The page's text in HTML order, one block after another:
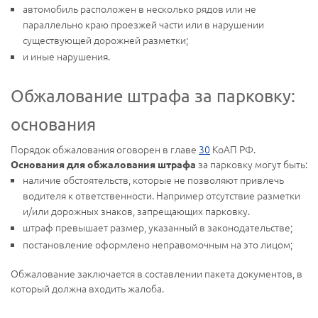
автомобиль расположен в несколько рядов или не
параллельно краю проезжей части или в нарушении
существующей дорожней разметки;
и иные нарушения.
Обжалование штрафа за парковку:
основания
Порядок обжалования оговорен в главе 30 КоАП РФ.
Основания для обжалования штрафа за парковку могут быть:
наличие обстоятельств, которые не позволяют привлечь
водителя к ответственности. Например отсутствие разметки
и/или дорожных знаков, запрещающих парковку.
штраф превышает размер, указанный в законодательстве;
постановление оформлено неправомочным на это лицом;
Обжалование заключается в составлении пакета документов, в
который должна входить жалоба.